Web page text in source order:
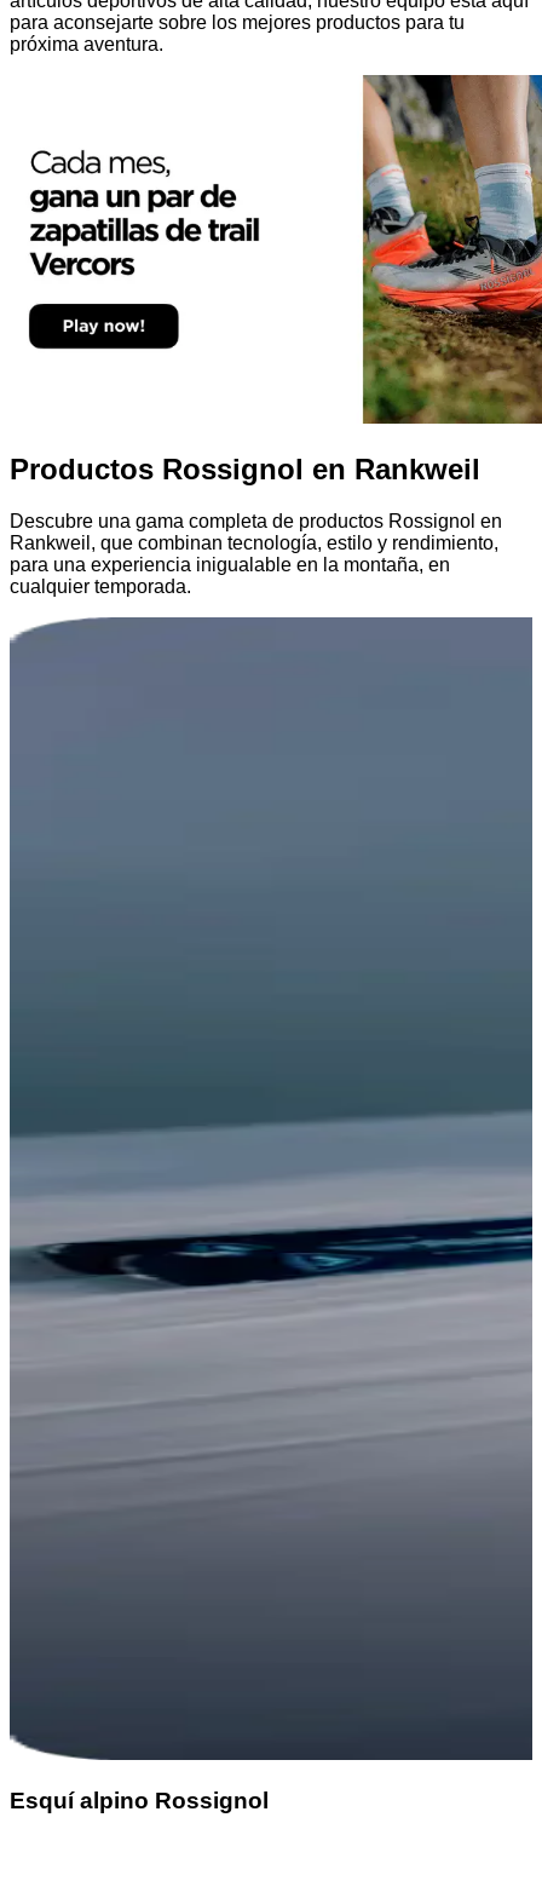
para aconsejarte sobre los mejores productos para tu
próxima aventura.
Productos Rossignol en Rankweil
Descubre una gama completa de productos Rossignol en
Rankweil, que combinan tecnología, estilo y rendimiento,
para una experiencia inigualable en la montaña, en
cualquier temporada.
Esquí alpino Rossignol